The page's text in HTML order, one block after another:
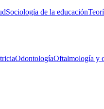
Sociología de la educación
OdontologíaOftalmología y